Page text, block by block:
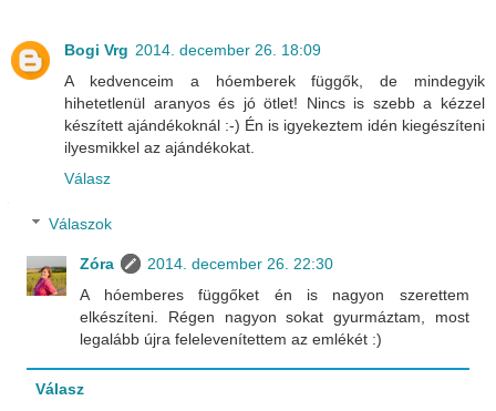
Bogi Vrg 2014. december 26. 18:09
A kedvenceim a hóemberek függők, de mindegyik
hihetetlenül aranyos és jó ötlet! Nincs is szebb a kézzel
készített ajándékoknál :-) Én is igyekeztem idén kiegészíteni
ilyesmikkel az ajándékokat.
Válasz
Válaszok
Zóra
2014. december 26. 22:30
A hóemberes függőket én is nagyon szerettem
elkészíteni. Régen nagyon sokat gyurmáztam, most
legalább újra felelevenítettem az emlékét :)
Válasz